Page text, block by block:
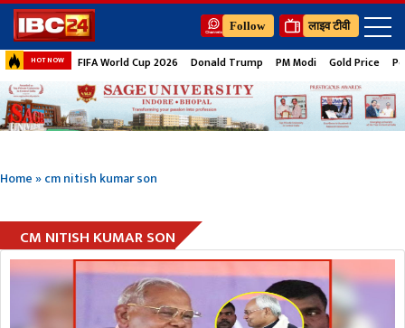
Follow लाइव टीवी
HOT NOW FIFA World Cup 2026 Donald Trump PM Modi Gold Price
Home»cm nitish kumar son
CM NITISH KUMAR SON